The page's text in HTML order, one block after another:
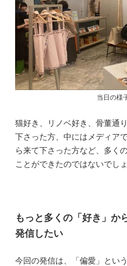
当日の様
猫好き、リノベ好き、骨董通
下さった方、中にはメディア
ら来て下さった方など、多く
ことができたのではないでしょ
もっと多くの「好き」か
発信したい
今回の発信は、「偏愛」とい